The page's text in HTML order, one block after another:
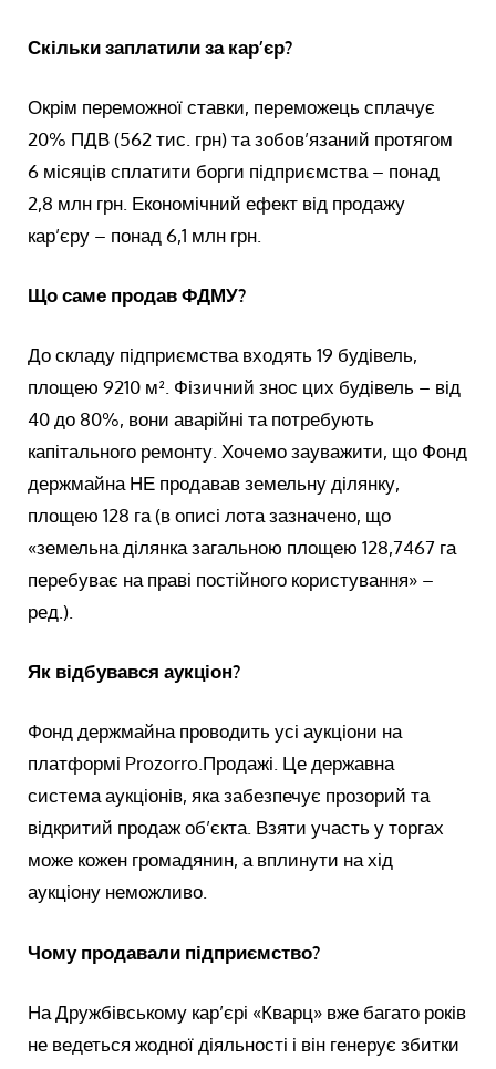
Скільки заплатили за кар’єр?
Окрім переможної ставки, переможець сплачує
20% ПДВ (562 тис. грн) та зобов’язаний протягом
6 місяців сплатити борги підприємства – понад
2,8 млн грн. Економічний ефект від продажу
кар’єру – понад 6,1 млн грн.
Що саме продав ФДМУ?
До складу підприємства входять 19 будівель,
площею 9210 м². Фізичний знос цих будівель – від
40 до 80%, вони аварійні та потребують
капітального ремонту. Хочемо зауважити, що Фонд
держмайна НЕ продавав земельну ділянку,
площею 128 га (в описі лота зазначено, що
«земельна ділянка загальною площею 128,7467 га
перебуває на праві постійного користування» –
ред.).
Як відбувався аукціон?
Фонд держмайна проводить усі аукціони на
платформі Prozorro.Продажі. Це державна
система аукціонів, яка забезпечує прозорий та
відкритий продаж об’єкта. Взяти участь у торгах
може кожен громадянин, а вплинути на хід
аукціону неможливо.
Чому продавали підприємство?
На Дружбівському кар’єрі «Кварц» вже багато років
не ведеться жодної діяльності і він генерує збитки